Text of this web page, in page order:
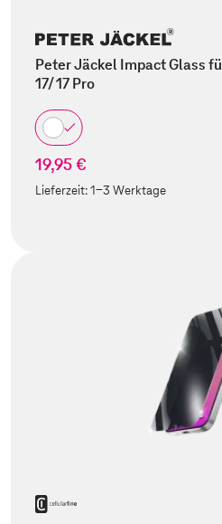
Peter Jäckel Impact Glass
17/ 17 Pro
19,95 €
Lieferzeit:1-3 Werktage